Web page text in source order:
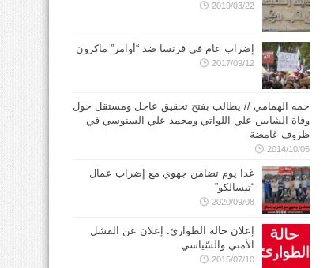
2019/03/22
إضراب عام في فرنسا ضد “أوامر” ماكرون
2017/09/12
حمه الهمامي // يطالب بفتح تحقيق عاجل ومستقل حول
وفاة الشابين علي اللواتي ومحمد علي السنوسي في
ظروف غامضة
2014/10/05
غدا يوم تضامن جهوي مع إضراب عمال
“تيسالكو”
2020/09/08
إعلان حالة الطوارئ: إعلان عن الفشل
الأمني والسّياسي
2015/07/10